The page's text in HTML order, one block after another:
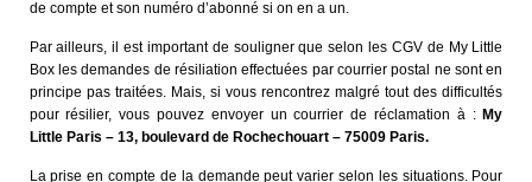
de compte et son numéro d’abonné si on en a un.
Par ailleurs, il est important de souligner que selon les CGV de My Little
Box les demandes de résiliation effectuées par courrier postal ne sont en
principe pas traitées. Mais, si vous rencontrez malgré tout des difficultés
pour résilier, vous pouvez envoyer un courrier de réclamation à : My
Little Paris – 13, boulevard de Rochechouart – 75009 Paris.
La prise en compte de la demande peut varier selon les situations. Pour